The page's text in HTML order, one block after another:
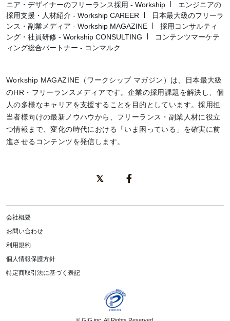
ニア・デザイナーのフリーランス採用 - Workship
エンジニアの
採用支援・人材紹介 - Workship CAREER
日本最大級のフリーラ
ンス・副業メディア - Workship MAGAZINE
採用コンサルティ
ング・社員研修 - Workship CONSULTING
コンテンツマーケテ
ィング総合パートナー - コンマルク
Workship MAGAZINE（ワークシップ マガジン）は、日本最大級
のHR・フリーランスメディアです。企業の採用課題を解決し、個
人の多様なキャリアを支援することを目的としています。採用担
当者様向けの最新ノウハウから、フリーランス・副業人材に役立
つ情報まで、変化の時代における「いま困っている」を確実に前
進させるコンテンツを発信します。
会社概要
お問い合わせ
利用規約
個人情報保護方針
特定商取引法に基づく表記